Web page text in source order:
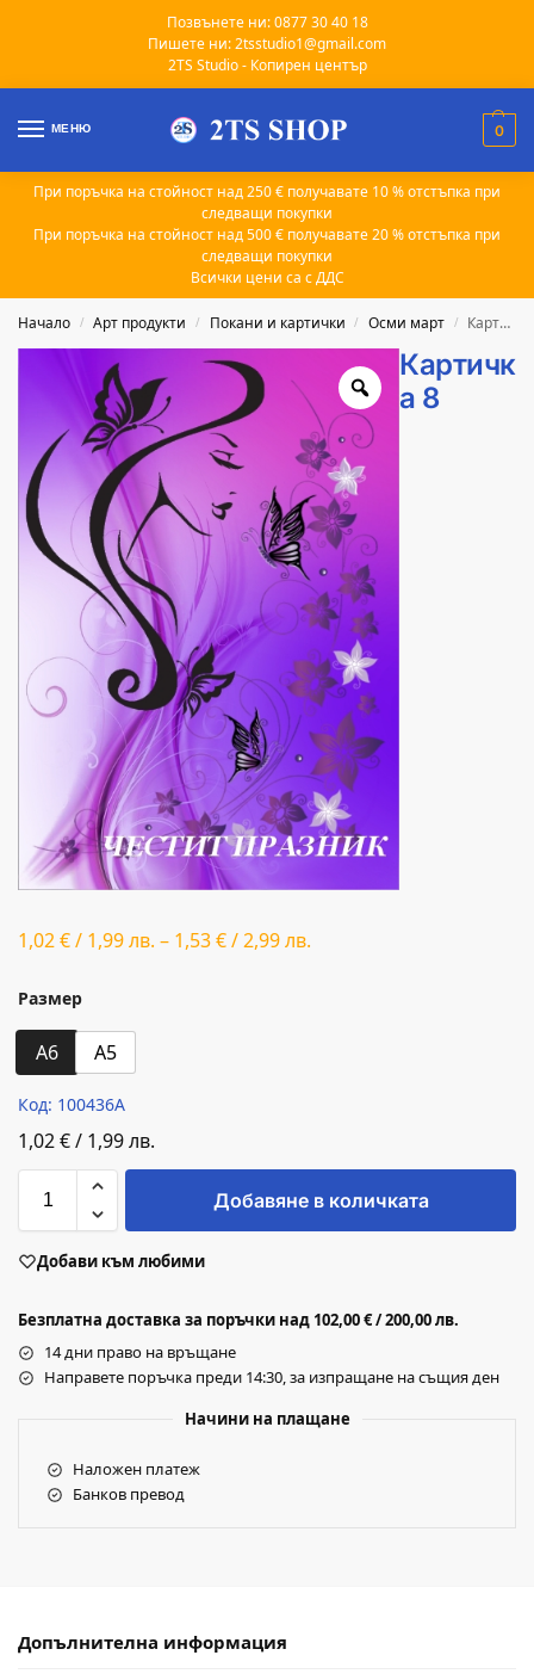
Позвънете ни: 0877 30 40 18
Пишете ни: 2tsstudio1@gmail.com
2TS Studio - Копирен център
МЕНЮ 0
При поръчка на стойност над 250 € получавате 10 % отстъпка при
следващи покупки
При поръчка на стойност над 500 € получавате 20 % отстъпка при
следващи покупки
Всички цени са с ДДС
Начало / Арт продукти / Покани и картички / Осми март / Картичка 8
Картичк
а 8
1,02€/ 1,99лв. – 1,53€/2,99лв.
Размер
A6 A5
Код: 100436A
1,02€/ 1,99лв.
Добавяне в количката
Добави към любими
Безплатна доставка за поръчки над 102,00 € / 200,00 лв.
14 дни право на връщане
Направете поръчка преди 14:30, за изпращане на същия ден
Начини на плащане
Наложен платеж
Банков превод
Допълнителна информация